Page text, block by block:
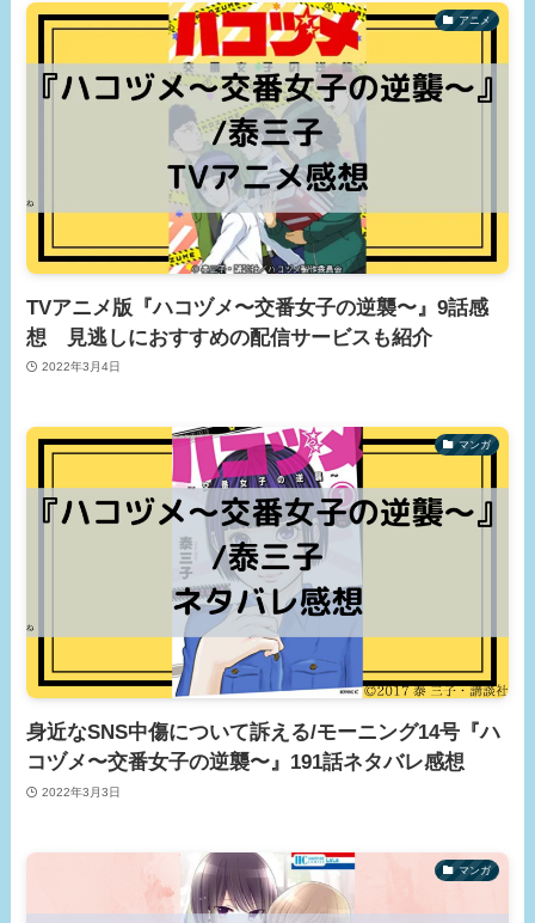
アニメ
TVアニメ版『ハコヅメ〜交番女子の逆襲〜』9話感
想 見逃しにおすすめの配信サービスも紹介
2022年3月4日
マンガ
身近なSNS中傷について訴える/モーニング14号『ハ
コヅメ〜交番女子の逆襲〜』191話ネタバレ感想
2022年3月3日
マンガ